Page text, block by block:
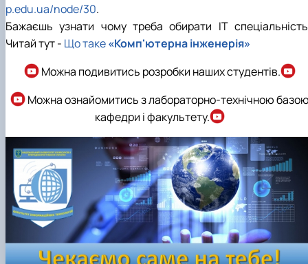
p.edu.ua/node/30.
Бажаєшь узнати чому треба обирати ІТ
Читай тут - Що таке«Комп'ютерна інженерія»
Можна подивитись розробки наших студентів.
Можна ознайомитись з лабораторно-технічною
кафедри і факультету.